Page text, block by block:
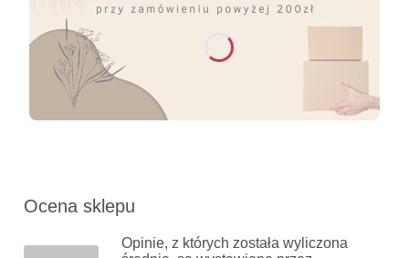
Ocena sklepu
Opinie, z których została wyliczona